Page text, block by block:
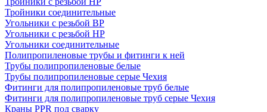
Тройники соединительные
Угольники с резьбой ВР
Угольники с резьбой НР
Угольники соединительные
Полипропиленовые трубы и фитинги к ней
Трубы полипропиленовые белые
Трубы полипропиленовые серые Чехия
Фитинги для полипропиленовые труб белые
Фитинги для полипропиленовые труб серые Чехия
Краны PPR под сварку